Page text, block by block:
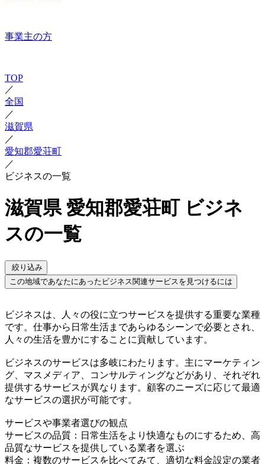
事業主の方
TOP
／
全国
／
滋賀県
／
愛知郡愛荘町
／
ビジネスの一覧
滋賀県 愛知郡愛荘町 ビジネ
スの一覧
絞り込み
この地域であなたにあったビジネス関連サービスを見つけるには
ビジネスは、人々の役に立つサービスを提供する重要な業種
です。仕事から日常生活まであらゆるシーンで必要とされ、
人々の生活を豊かにすることに貢献しています。
ビジネスのサービスは多岐にわたります。主にマーケティン
グ、マスメディア、コンサルティングなどがあり、それぞれ
提供するサービスが異なります。顧客のニーズに応じて最適
なサービスの選択が可能です。
サービスや事業者選びの観点
サービスの品質：日常生活をより快適なものにするため、高
品質なサービスを提供している業者を選ぶ
料金：複数のサービスを比べてみて、適切な料金設定の業者